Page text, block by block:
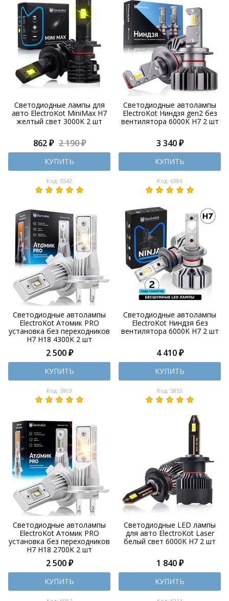
Светодиодные лампы для
авто ElectroKot MiniMax H7
желтый свет 3000K 2 шт
862 ₽ 2 190 ₽
КУПИТЬ
Код: 5542
Светодиодные автолампы
ElectroKot Ниндзя gen2 без
вентилятора 6000K H7 2 шт
3 340 ₽
КУПИТЬ
Код: 6386
Светодиодные автолампы
ElectroKot Атомик PRO
установка без переходников
H7 H18 4300K 2 шт
2 500 ₽
КУПИТЬ
Код: 5903
Светодиодные автолампы
ElectroKot Ниндзя без
вентилятора 6000K H7 2 шт
4 410 ₽
КУПИТЬ
Код: 5853
Светодиодные автолампы
ElectroKot Атомик PRO
установка без переходников
H7 H18 2700K 2 шт
2 500 ₽
КУПИТЬ
Светодиодные LED лампы
для авто ElectroKot Laser
белый свет 6000K H7 2 шт
1 840 ₽
КУПИТЬ